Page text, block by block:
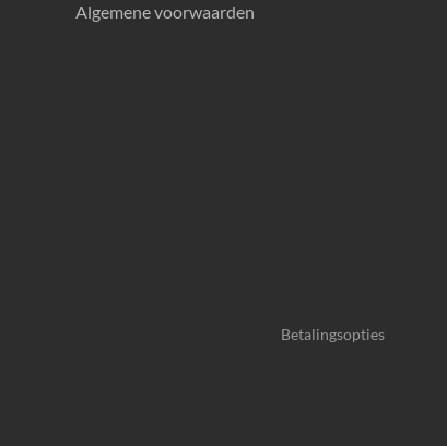
Algemene voorwaarden
Betalingsopties